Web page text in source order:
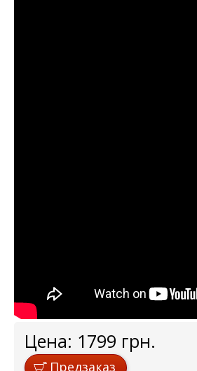
Цена: 1799 грн.
Предзаказ